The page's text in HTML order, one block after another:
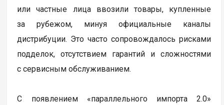
или частные лица ввозили товары, купленные
за рубежом, минуя официальные каналы
дистрибуции. Это часто сопровождалось рисками
подделок, отсутствием гарантий и сложностями
с сервисным обслуживанием.
С появлением «параллельного импорта 2.0»